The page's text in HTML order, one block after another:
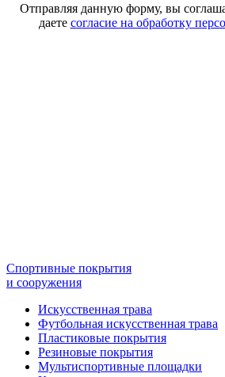
Отправляя данную форму, вы
даете согласие на обработку
Спортивные покрытия
и сооружения
Искусственная трава
Футбольная искусственная трава
Пластиковые покрытия
Резиновые покрытия
Мультиспортивные площадки